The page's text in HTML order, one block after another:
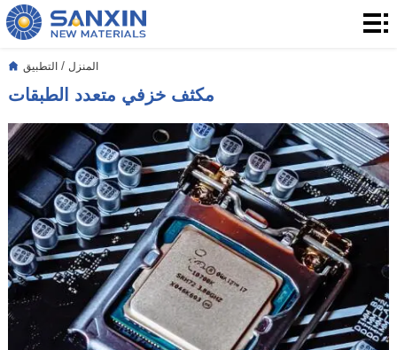
المنزل
المنتجات
التطبيق
التدوين
بشأننا
الاتصال
المنزل / التطبيق
مكثف خزفي متعدد الطبقات